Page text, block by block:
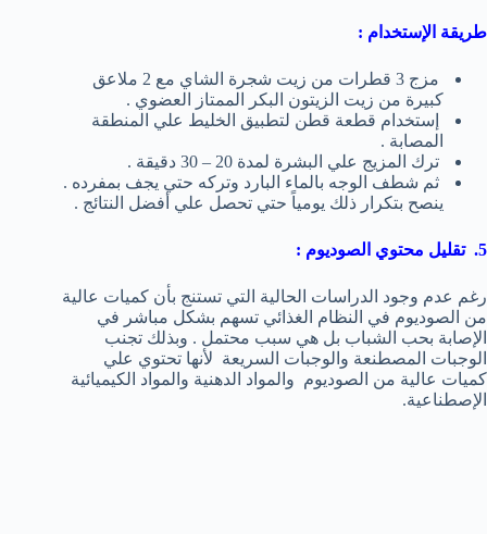
طريقة الإستخدام :
مزج 3 قطرات من زيت شجرة الشاي مع 2 ملاعق
كبيرة من زيت الزيتون البكر الممتاز العضوي .
إستخدام قطعة قطن لتطبيق الخليط علي المنطقة
المصابة .
ترك المزيج علي البشرة لمدة 20 – 30 دقيقة .
ثم شطف الوجه بالماء البارد وتركه حتي يجف بمفرده .
ينصح بتكرار ذلك يومياً حتي تحصل علي أفضل النتائج .
5. تقليل محتوي الصوديوم :
رغم عدم وجود الدراسات الحالية التي تستنج بأن كميات عالية
من الصوديوم في النظام الغذائي تسهم بشكل مباشر في
الإصابة بحب الشباب بل هي سبب محتمل . وبذلك تجنب
الوجبات المصطنعة والوجبات السريعة لأنها تحتوي علي
كميات عالية من الصوديوم والمواد الدهنية والمواد الكيميائية
الإصطناعية.